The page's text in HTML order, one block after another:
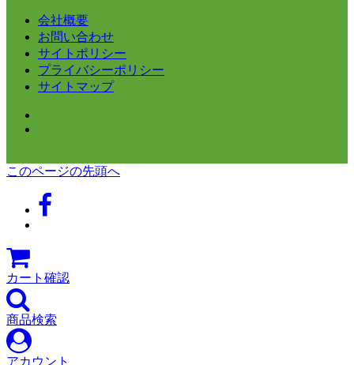
会社概要
お問い合わせ
サイトポリシー
プライバシーポリシー
サイトマップ
このページの先頭へ
カート確認
商品検索
アカウント